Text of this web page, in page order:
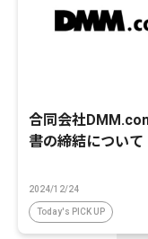
合同会社
書の締結について
2024/12/24
Today's PICK UP